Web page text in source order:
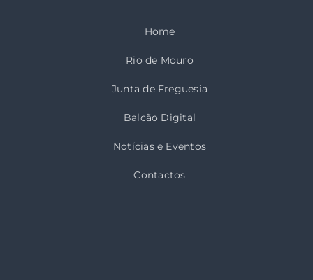
Home
Rio de Mouro
Junta de Freguesia
Balcão Digital
Notícias e Eventos
Contactos